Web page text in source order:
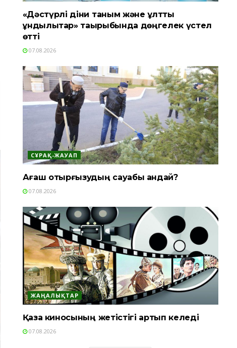
«Дәстүрлі діни таным және ұлттық
құндылықтар» тақырыбында дөңгелек үстел
өтті
07.08.2026
СҰРАҚ-ЖАУАП
Ағаш отырғызудың сауабы қандай?
07.08.2026
ЖАҢАЛЫҚТАР
Қазақ киносының жетістігі артып келеді
07.08.2026